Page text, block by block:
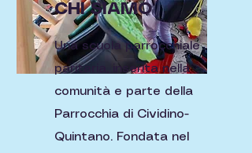
CHI SIAMO
Una scuola parrocchiale
paritaria, inserita nella
comunità e parte della
Parrocchia di Cividino-
Quintano. Fondata nel